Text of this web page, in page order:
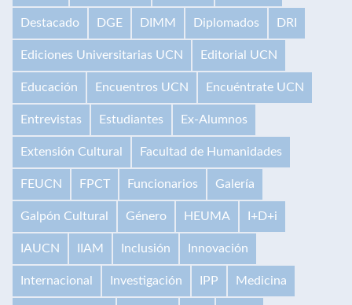
Destacado DGE DIMM Diplomados DRI
Ediciones Universitarias UCN Editorial UCN
Educación Encuentros UCN Encuéntrate UCN
Entrevistas Estudiantes Ex-Alumnos
Extensión Cultural Facultad de Humanidades
FEUCN FPCT Funcionarios Galería
Galpón Cultural Género HEUMA I+D+i
IAUCN IIAM Inclusión Innovación
Internacional Investigación IPP Medicina